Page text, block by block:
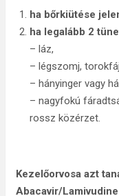
ha bőrkiütése
ha legalább 2
– láz,
– légszomj,
– hányinger vagy
– nagyfokú
rossz közérzet.
Kezelőorvosa azt
Abacavir/